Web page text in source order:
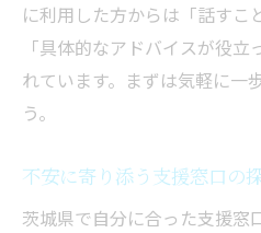
に利用した方からは「話すこ
「具体的なアドバイスが役
れています。まずは気軽に一
う。
不安に寄り添う支援窓口の
茨城県で自分に合った支援窓